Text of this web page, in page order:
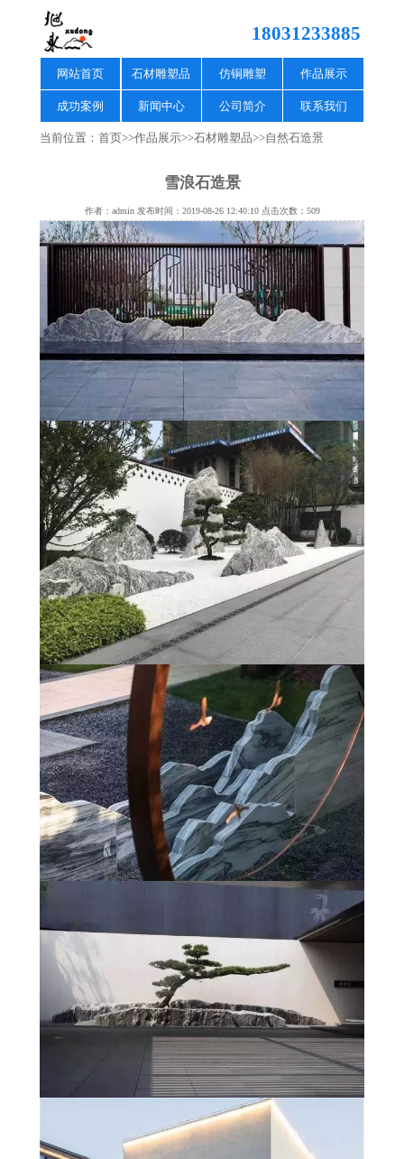
18031233885
网站首页 石材雕塑品 仿铜雕塑 作品展示
成功案例 新闻中心 公司简介 联系我们
当前位置： 首页>>作品展示>>石材雕塑品>>自然石造景
雪浪石造景
作者：admin 发布时间：2019-08-26 12:40:10 点击次数：509